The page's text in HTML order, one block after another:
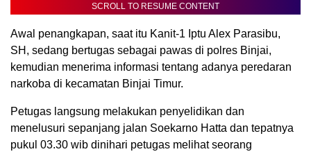
SCROLL TO RESUME CONTENT
Awal penangkapan, saat itu Kanit-1 Iptu Alex Parasibu,
SH, sedang bertugas sebagai pawas di polres Binjai,
kemudian menerima informasi tentang adanya peredaran
narkoba di kecamatan Binjai Timur.
Petugas langsung melakukan penyelidikan dan
menelusuri sepanjang jalan Soekarno Hatta dan tepatnya
pukul 03.30 wib dinihari petugas melihat seorang